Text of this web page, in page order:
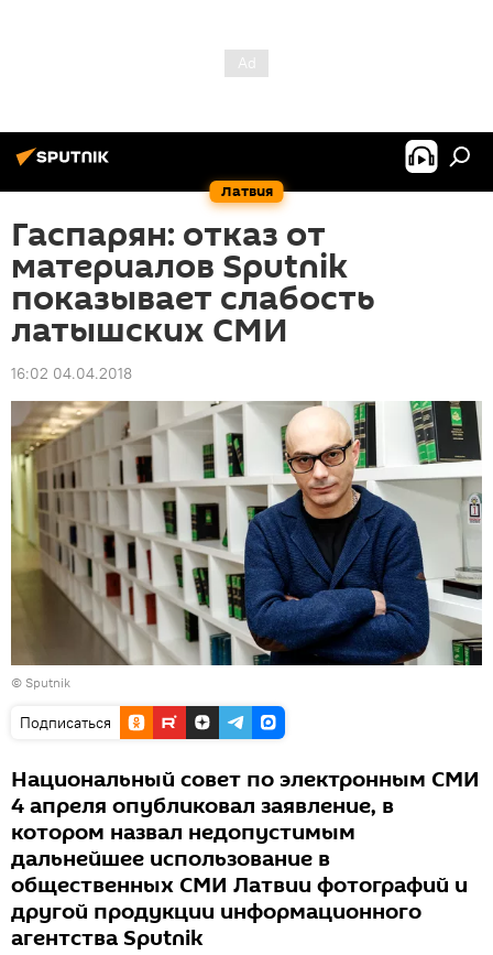
Латвия
Гаспарян: отказ от
материалов Sputnik
показывает слабость
латышских СМИ
16:02 04.04.2018
© Sputnik
Подписаться
Национальный совет по электронным СМИ
4 апреля опубликовал заявление, в
котором назвал недопустимым
дальнейшее использование в
общественных СМИ Латвии фотографий и
другой продукции информационного
агентства Sputnik